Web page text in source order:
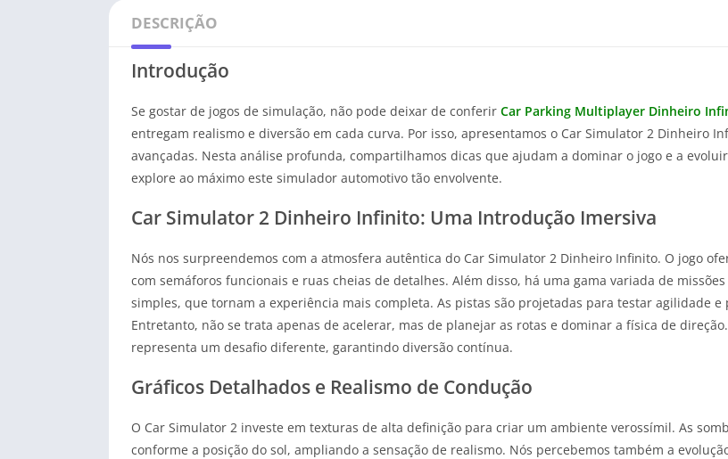
DESCRIÇÃO
Introdução
Se gostar de jogos de simulação, não pode deixar de conferir Car Parking Multiplayer Dinheiro
entregam realismo e diversão em cada curva. Por isso, apresentamos o Car Simulator 2 Dinheiro
avançadas. Nesta análise profunda, compartilhamos dicas que ajudam a dominar o jogo e a
explore ao máximo este simulador automotivo tão envolvente.
Car Simulator 2 Dinheiro Infinito: Uma Introdução Imersiva
Nós nos surpreendemos com a atmosfera autêntica do Car Simulator 2 Dinheiro Infinito. O jogo
com semáforos funcionais e ruas cheias de detalhes. Além disso, há uma gama variada de
simples, que tornam a experiência mais completa. As pistas são projetadas para testar agilidade
Entretanto, não se trata apenas de acelerar, mas de planejar as rotas e dominar a física de
representa um desafio diferente, garantindo diversão contínua.
Gráficos Detalhados e Realismo de Condução
O Car Simulator 2 investe em texturas de alta definição para criar um ambiente verossímil. As
conforme a posição do sol, ampliando a sensação de realismo. Nós percebemos também a